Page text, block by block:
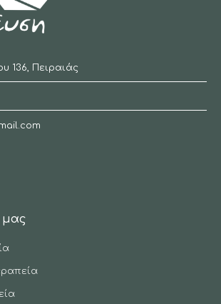
136, Πειραιάς
μας